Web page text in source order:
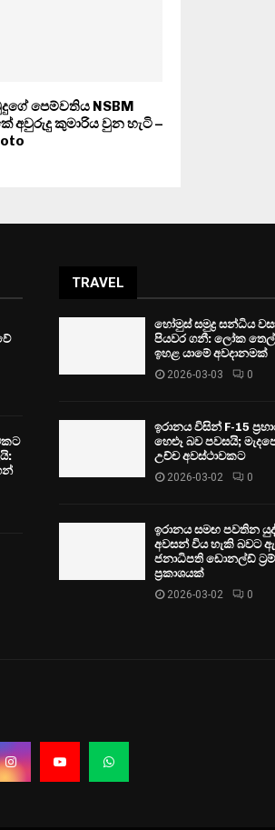
පෙම්වතිය NSBM
අවුරුදු කුමාරිය වුන හැටි –
TRAVEL
හෝමුස් සමුද්‍ර සන්ධිය
පියවර ගනී: ලෝක තෙල්
ඉහළ යාමේ අවදානමක්
2026-03-03 0
ඉරානය විසින් F-15
හෙළූ බව පවසයි;
උච්ච අවස්ථාවකට
2026-03-02 0
ඉරානය සමඟ පවතින
අවසන් විය හැකි බවට
ජනාධිපති ඩොනල්ඩ්
ප්‍රකාශයක්
2026-03-02 0